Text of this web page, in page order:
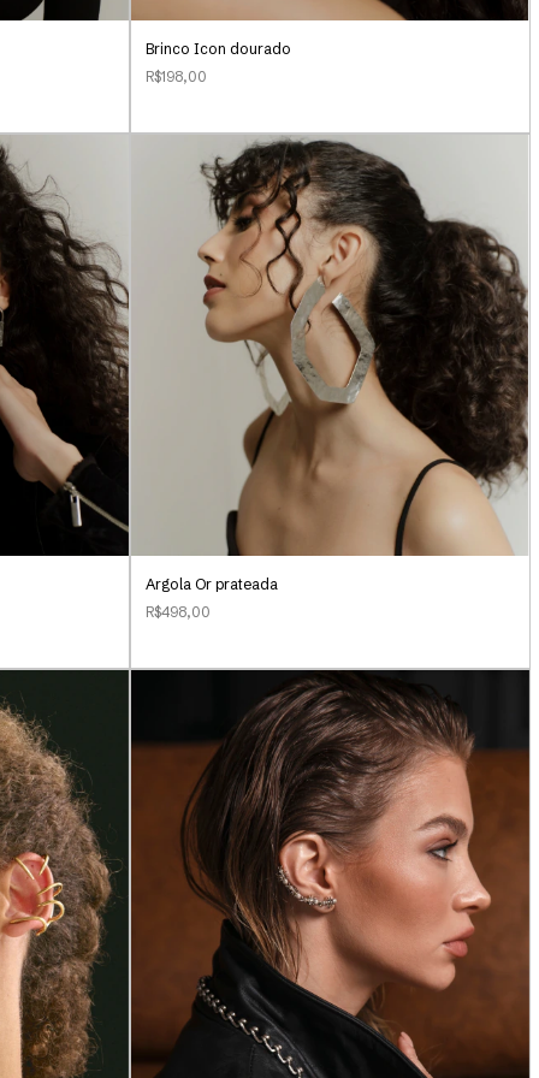
Brinco Icon dourado
R$198,00
Argola Or prateada
R$498,00